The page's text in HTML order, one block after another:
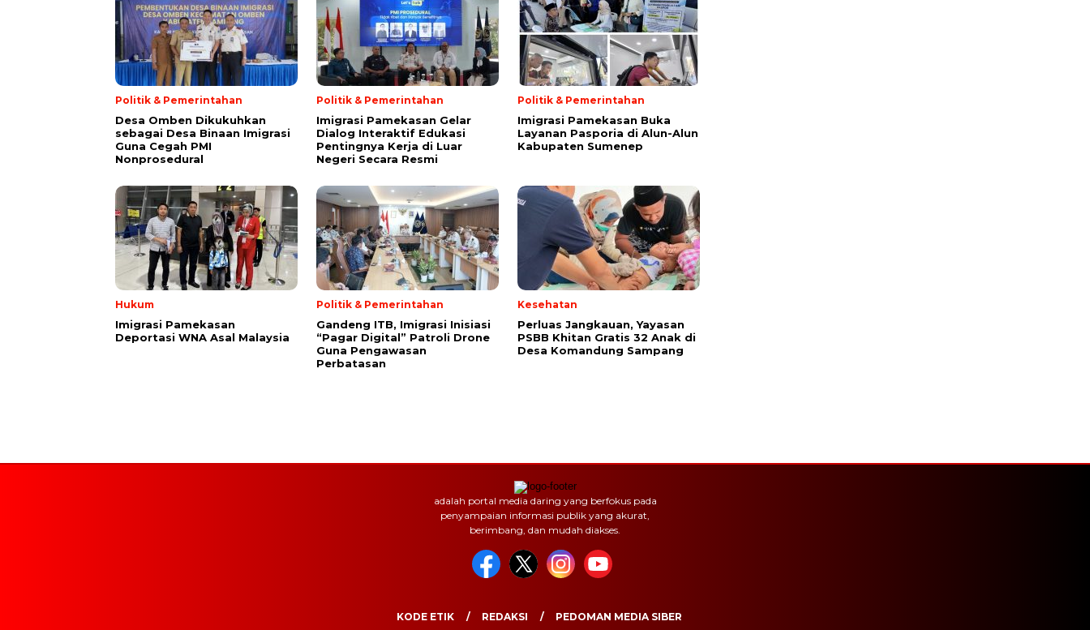
Politik & Pemerintahan
Desa Omben Dikukuhkan
sebagai Desa Binaan Imigrasi
Guna Cegah PMI
Nonprosedural
Politik & Pemerintahan
Imigrasi Pamekasan Gelar
Dialog Interaktif Edukasi
Pentingnya Kerja di Luar
Negeri Secara Resmi
Politik & Pemerintahan
Imigrasi Pamekasan Buka
Layanan Pasporia di Alun-Alun
Kabupaten Sumenep
Hukum
Imigrasi Pamekasan
Deportasi WNA Asal Malaysia
Politik & Pemerintahan
Gandeng ITB, Imigrasi Inisiasi
“Pagar Digital” Patroli Drone
Guna Pengawasan
Perbatasan
Kesehatan
Perluas Jangkauan, Yayasan
PSBB Khitan Gratis 32 Anak di
Desa Komandung Sampang
adalah portal media daring yang berfokus pada
penyampaian informasi publik yang akurat,
berimbang, dan mudah diakses.
KODE ETIK REDAKSI PEDOMAN MEDIA SIBER